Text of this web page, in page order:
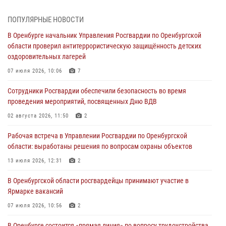
28 июля 2026, 09:41 1
Росгвардейцы обеспечили правопорядок на праздновании Дня
ВМФ в Оренбурге
27 июля 2026, 14:36 2
жизненной ситуации (ВИДЕО)
26 июля 2026, 14:45
образовательных учреждений к новому учебному году
24 июля 2026, 12:25
проведён рейд по строительным объектам
23 июля 2026, 10:47
ПОПУЛЯРНЫЕ НОВОСТИ
В Оренбурге начальник Управления Росгвардии по Оренбургской
области проверил антитеррористическую защищённость детских
оздоровительных лагерей
07 июля 2026, 10:06 7
Сотрудники Росгвардии обеспечили безопасность во время
проведения мероприятий, посвященных Дню ВДВ
02 августа 2026, 11:50 2
Рабочая встреча в Управлении Росгвардии по Оренбургской
области: выработаны решения по вопросам охраны объектов
13 июля 2026, 12:31 2
В Оренбургской области росгвардейцы принимают участие в
Ярмарке вакансий
07 июля 2026, 10:56 2